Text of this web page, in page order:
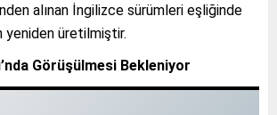
alınan İngilizce sürümleri eşliğinde
yeniden üretilmiştir.
Görüşülmesi Bekleniyor